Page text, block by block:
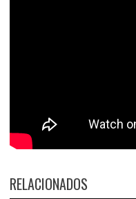
RELACIONADOS